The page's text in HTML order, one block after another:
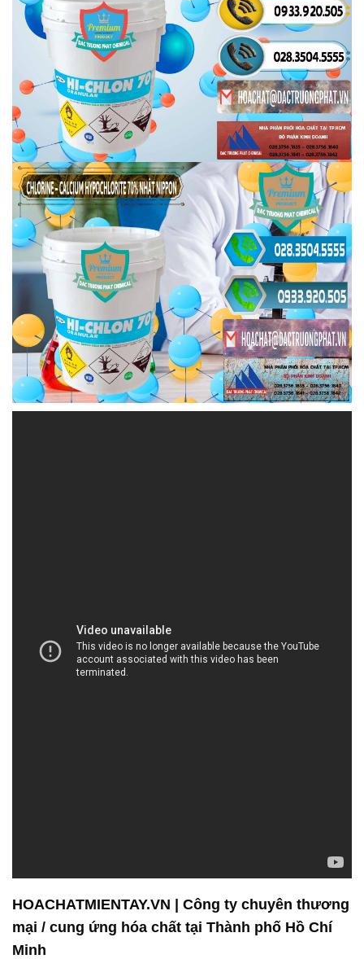
HOACHATMIENTAY.VN | Công ty chuyên thương
mại / cung ứng hóa chất tại Thành phố Hồ Chí
Minh